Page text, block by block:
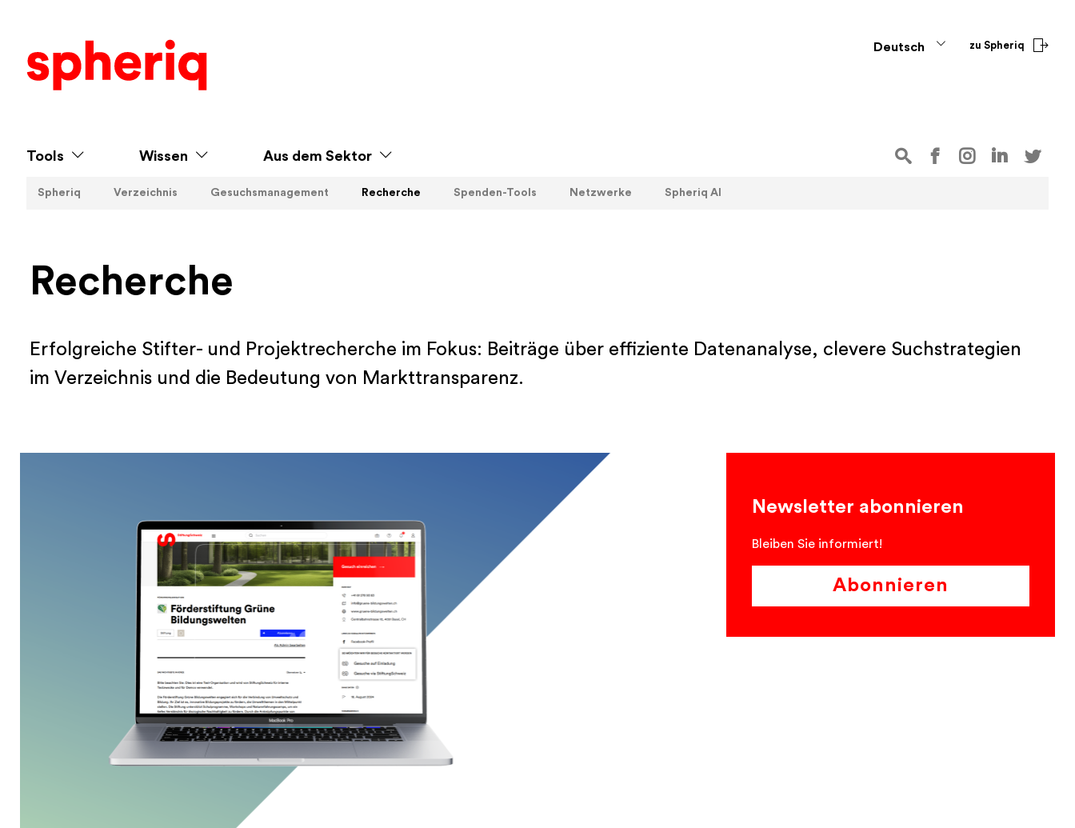
Deutsch zu Spheriq
Tools
Spheriq Verzeichnis Gesuchsmanagement Recherche Spenden-Tools Netzwerke Spheriq AI
Wissen Aus dem Sektor
Recherche
Erfolgreiche Stifter- und Projektrecherche im Fokus: Beiträge über effiziente Datenanalyse, clevere Suchstrategien
im Verzeichnis und die Bedeutung von Markttransparenz.
Newsletter abonnieren
Bleiben Sie informiert!
Abonnieren